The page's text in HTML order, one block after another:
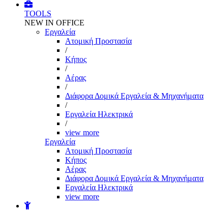
TOOLS
NEW IN OFFICE
Εργαλεία
Aτομική Προστασία
/
Kήπος
/
Αέρας
/
Διάφορα Δομικά Εργαλεία & Μηχανήματα
/
Εργαλεία Ηλεκτρικά
/
view more
Εργαλεία
Aτομική Προστασία
Kήπος
Αέρας
Διάφορα Δομικά Εργαλεία & Μηχανήματα
Εργαλεία Ηλεκτρικά
view more